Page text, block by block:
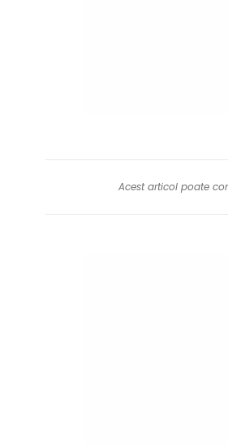
Acest articol poate